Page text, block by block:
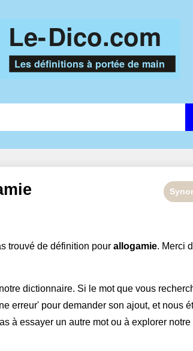
trouvé de définition pour allogamie. Merci
dictionnaire. Si le mot que vous
erreur' pour demander son ajout, et nous
à essayer un autre mot ou à explorer